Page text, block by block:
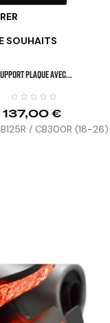
SOUHAITS
PLAQUE AVEC...
137,00 €
/ CB300R (18-26)